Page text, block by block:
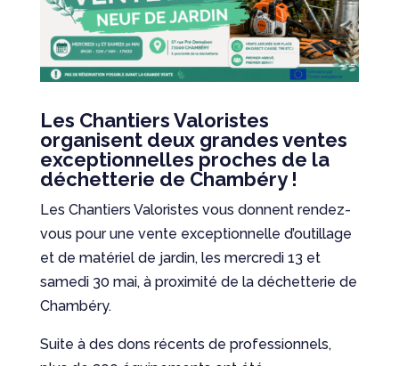
Les Chantiers Valoristes
organisent deux grandes ventes
exceptionnelles proches de la
déchetterie de Chambéry !
Les Chantiers Valoristes vous donnent rendez-
vous pour une vente exceptionnelle d’outillage
et de matériel de jardin, les mercredi 13 et
samedi 30 mai, à proximité de la déchetterie de
Chambéry.
Suite à des dons récents de professionnels,